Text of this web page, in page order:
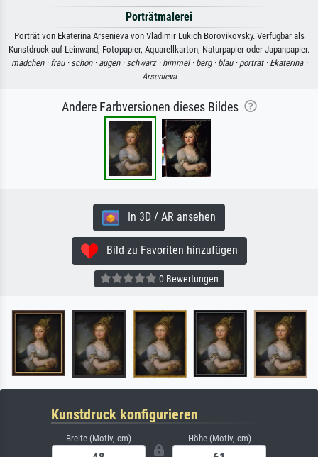
Porträtmalerei
Porträt von Ekaterina Arsenieva von Vladimir Lukich Borovikovsky. Verfügbar als
Kunstdruck auf Leinwand, Fotopapier, Aquarellkarton, Naturpapier oder Japanpapier.
mädchen · frau · schön · augen · schwarz · himmel · berg · blau · porträt · Ekaterina ·
Arsenieva
Andere Farbversionen dieses Bildes
In 3D / AR ansehen
Bild zu Favoriten hinzufügen
0 Bewertungen
Kunstdruck konfigurieren
Breite (Motiv, cm) Höhe (Motiv, cm)